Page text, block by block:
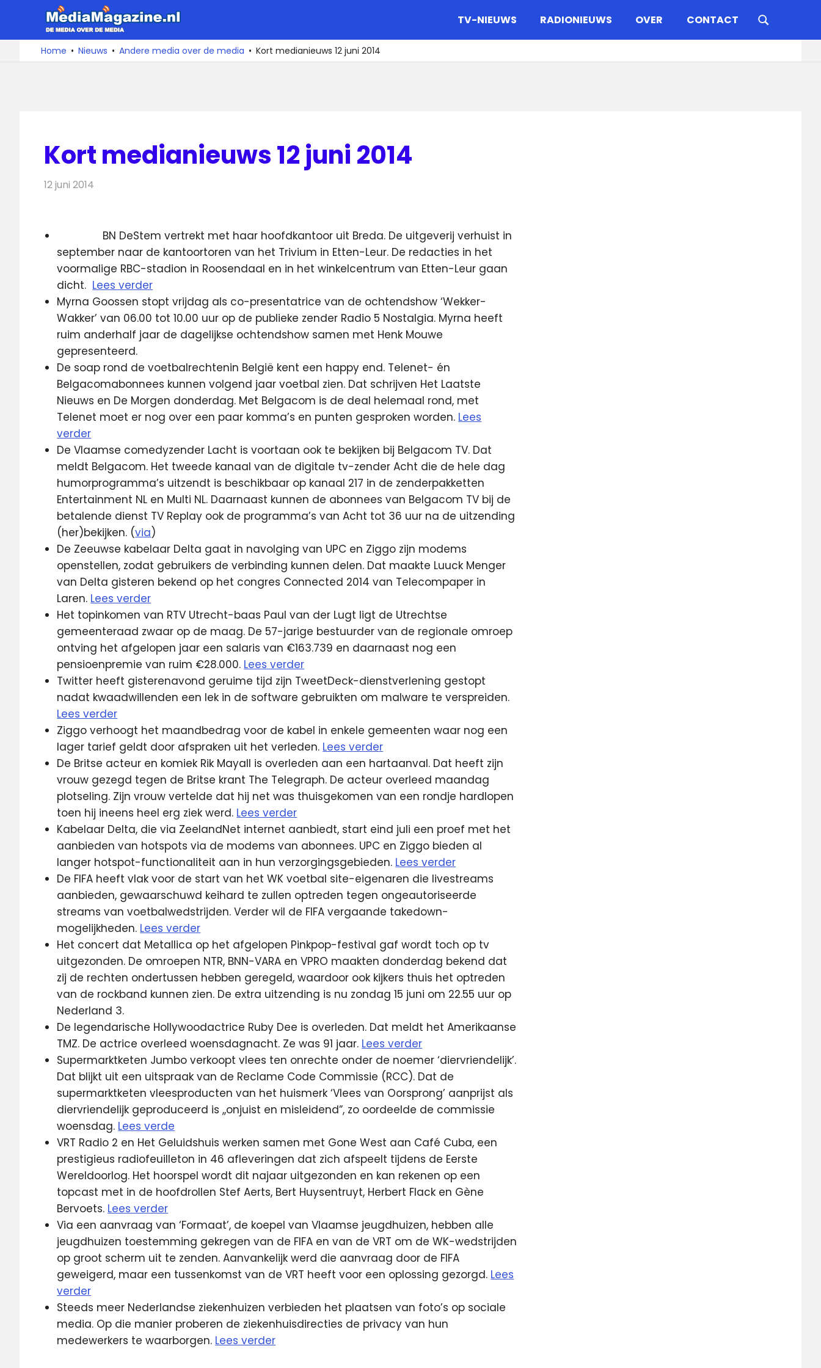
de
De
media
over
TV-NIEUWS RADIONIEUWS OVER CONTACT
Home Nieuws Andere media over de media Kort medianieuws 12 juni 2014
Kort medianieuws 12 juni 2014
12 juni 2014
BN DeStem vertrekt met haar hoofdkantoor uit Breda. De uitgeverij verhuist in
september naar de kantoortoren van het Trivium in Etten-Leur. De redacties in het
voormalige RBC-stadion in Roosendaal en in het winkelcentrum van Etten-Leur gaan
dicht. Lees verder
Myrna Goossen stopt vrijdag als co-presentatrice van de ochtendshow ‘Wekker-
Wakker’ van 06.00 tot 10.00 uur op de publieke zender Radio 5 Nostalgia. Myrna heeft
ruim anderhalf jaar de dagelijkse ochtendshow samen met Henk Mouwe
gepresenteerd.
De soap rond de voetbalrechtenin België kent een happy end. Telenet- én
Belgacomabonnees kunnen volgend jaar voetbal zien. Dat schrijven Het Laatste
Nieuws en De Morgen donderdag. Met Belgacom is de deal helemaal rond, met
Telenet moet er nog over een paar komma’s en punten gesproken worden. Lees
verder
De Vlaamse comedyzender Lacht is voortaan ook te bekijken bij Belgacom TV. Dat
meldt Belgacom. Het tweede kanaal van de digitale tv-zender Acht die de hele dag
humorprogramma’s uitzendt is beschikbaar op kanaal 217 in de zenderpakketten
Entertainment NL en Multi NL. Daarnaast kunnen de abonnees van Belgacom TV bij de
betalende dienst TV Replay ook de programma’s van Acht tot 36 uur na de uitzending
(her)bekijken. (via)
De Zeeuwse kabelaar Delta gaat in navolging van UPC en Ziggo zijn modems
openstellen, zodat gebruikers de verbinding kunnen delen. Dat maakte Luuck Menger
van Delta gisteren bekend op het congres Connected 2014 van Telecompaper in
Laren. Lees verder
Het topinkomen van RTV Utrecht-baas Paul van der Lugt ligt de Utrechtse
gemeenteraad zwaar op de maag. De 57-jarige bestuurder van de regionale omroep
ontving het afgelopen jaar een salaris van €163.739 en daarnaast nog een
pensioenpremie van ruim €28.000. Lees verder
Twitter heeft gisterenavond geruime tijd zijn TweetDeck-dienstverlening gestopt
nadat kwaadwillenden een lek in de software gebruikten om malware te verspreiden.
Lees verder
Ziggo verhoogt het maandbedrag voor de kabel in enkele gemeenten waar nog een
lager tarief geldt door afspraken uit het verleden. Lees verder
De Britse acteur en komiek Rik Mayall is overleden aan een hartaanval. Dat heeft zijn
vrouw gezegd tegen de Britse krant The Telegraph. De acteur overleed maandag
plotseling. Zijn vrouw vertelde dat hij net was thuisgekomen van een rondje hardlopen
toen hij ineens heel erg ziek werd. Lees verder
Kabelaar Delta, die via ZeelandNet internet aanbiedt, start eind juli een proef met het
aanbieden van hotspots via de modems van abonnees. UPC en Ziggo bieden al
langer hotspot-functionaliteit aan in hun verzorgingsgebieden. Lees verder
De FIFA heeft vlak voor de start van het WK voetbal site-eigenaren die livestreams
aanbieden, gewaarschuwd keihard te zullen optreden tegen ongeautoriseerde
streams van voetbalwedstrijden. Verder wil de FIFA vergaande takedown-
mogelijkheden. Lees verder
Het concert dat Metallica op het afgelopen Pinkpop-festival gaf wordt toch op tv
uitgezonden. De omroepen NTR, BNN-VARA en VPRO maakten donderdag bekend dat
zij de rechten ondertussen hebben geregeld, waardoor ook kijkers thuis het optreden
van de rockband kunnen zien. De extra uitzending is nu zondag 15 juni om 22.55 uur op
Nederland 3.
De legendarische Hollywoodactrice Ruby Dee is overleden. Dat meldt het Amerikaanse
TMZ. De actrice overleed woensdagnacht. Ze was 91 jaar. Lees verder
Supermarktketen Jumbo verkoopt vlees ten onrechte onder de noemer ‘diervriendelijk’.
Dat blijkt uit een uitspraak van de Reclame Code Commissie (RCC). Dat de
supermarktketen vleesproducten van het huismerk ‘Vlees van Oorsprong’ aanprijst als
diervriendelijk geproduceerd is ,,onjuist en misleidend”, zo oordeelde de commissie
woensdag. Lees verde
VRT Radio 2 en Het Geluidshuis werken samen met Gone West aan Café Cuba, een
prestigieus radiofeuilleton in 46 afleveringen dat zich afspeelt tijdens de Eerste
Wereldoorlog. Het hoorspel wordt dit najaar uitgezonden en kan rekenen op een
topcast met in de hoofdrollen Stef Aerts, Bert Huysentruyt, Herbert Flack en Gène
Bervoets. Lees verder
Via een aanvraag van ‘Formaat’, de koepel van Vlaamse jeugdhuizen, hebben alle
jeugdhuizen toestemming gekregen van de FIFA en van de VRT om de WK-wedstrijden
op groot scherm uit te zenden. Aanvankelijk werd die aanvraag door de FIFA
geweigerd, maar een tussenkomst van de VRT heeft voor een oplossing gezorgd. Lees
verder
Steeds meer Nederlandse ziekenhuizen verbieden het plaatsen van foto’s op sociale
media. Op die manier proberen de ziekenhuisdirecties de privacy van hun
medewerkers te waarborgen. Lees verder